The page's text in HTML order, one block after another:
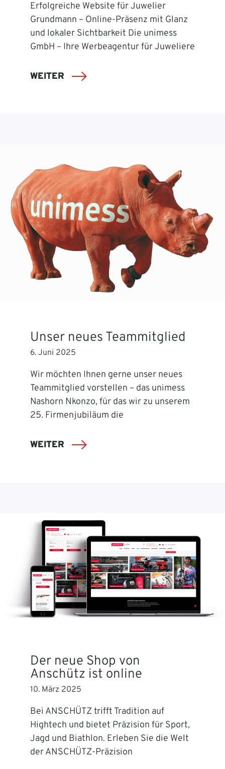
Erfolgreiche Website für Juwelier
Grundmann – Online-Präsenz mit Glanz
und lokaler Sichtbarkeit Die unimess
GmbH – Ihre Werbeagentur für Juweliere
WEITER
Unser neues Teammitglied
6. Juni 2025
Wir möchten Ihnen gerne unser neues
Teammitglied vorstellen – das unimess
Nashorn Nkonzo, für das wir zu unserem
25. Firmenjubiläum die
WEITER
Der neue Shop von
Anschütz ist online
10. März 2025
Bei ANSCHÜTZ trifft Tradition auf
Hightech und bietet Präzision für Sport,
Jagd und Biathlon. Erleben Sie die Welt
der ANSCHÜTZ-Präzision